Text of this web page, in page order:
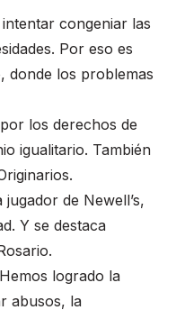
congeniar las
Por eso es
donde los problemas
los derechos de
igualitario. También
de Newell’s,
Y se destaca
logrado la
abusos, la